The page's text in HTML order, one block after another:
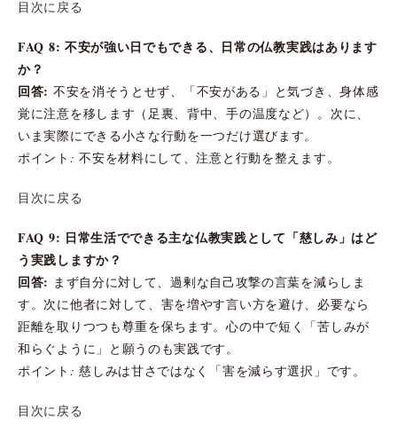
目次に戻る
FAQ 8: 不安が強い日でもできる、日常の仏教実践はあります
か？
回答: 不安を消そうとせず、「不安がある」と気づき、身体感
覚に注意を移します（足裏、背中、手の温度など）。次に、
いま実際にできる小さな行動を一つだけ選びます。
ポイント: 不安を材料にして、注意と行動を整えます。
目次に戻る
FAQ 9: 日常生活でできる主な仏教実践として「慈しみ」はど
う実践しますか？
回答: まず自分に対して、過剰な自己攻撃の言葉を減らしま
す。次に他者に対して、害を増やす言い方を避け、必要なら
距離を取りつつも尊重を保ちます。心の中で短く「苦しみが
和らぐように」と願うのも実践です。
ポイント: 慈しみは甘さではなく「害を減らす選択」です。
目次に戻る